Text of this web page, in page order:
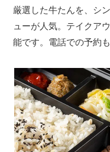
厳選した牛たんを、シ
ューが人気。テイクア
能です。電話での予約も